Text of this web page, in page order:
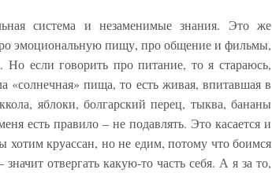
система и незаменимые знания. Это же
эмоциональную пищу, про общение и фильмы,
если говорить про питание, то я стараюсь,
«солнечная» пища, то есть живая, впитавшая в
яблоки, болгарский перец, тыква, бананы
есть правило – не подавлять. Это касается и
круассан, но не едим, потому что боимся
отвергать какую-то часть себя. А я за то,